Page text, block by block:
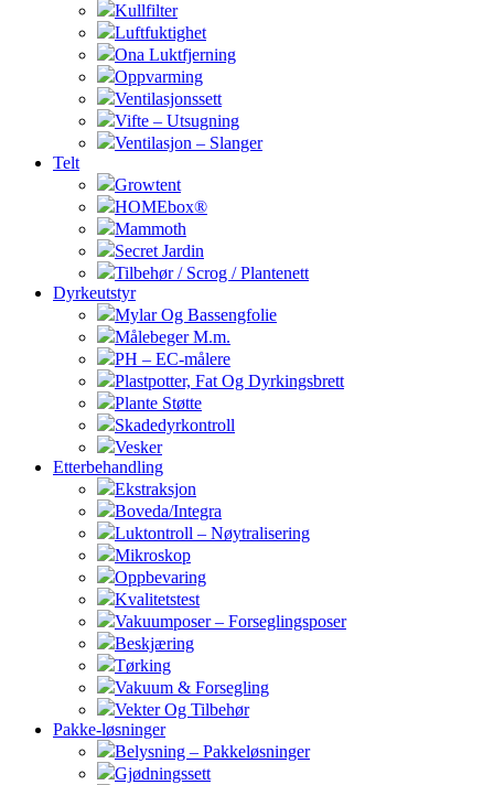
Kullfilter
Luftfuktighet
Ona Luktfjerning
Oppvarming
Ventilasjonssett
Vifte – Utsugning
Ventilasjon – Slanger
Telt
Growtent
HOMEbox®
Mammoth
Secret Jardin
Tilbehør / Scrog / Plantenett
Dyrkeutstyr
Mylar Og Bassengfolie
Målebeger M.m.
PH – EC-målere
Plastpotter, Fat Og Dyrkingsbrett
Plante Støtte
Skadedyrkontroll
Vesker
Etterbehandling
Ekstraksjon
Boveda/Integra
Luktontroll – Nøytralisering
Mikroskop
Oppbevaring
Kvalitetstest
Vakuumposer – Forseglingsposer
Beskjæring
Tørking
Vakuum & Forsegling
Vekter Og Tilbehør
Pakke-løsninger
Belysning – Pakkeløsninger
Gjødningssett